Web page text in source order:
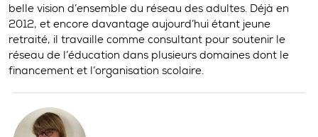
belle vision d’ensemble du réseau des adultes. Déjà en
2012, et encore davantage aujourd’hui étant jeune
retraité, il travaille comme consultant pour soutenir le
réseau de l’éducation dans plusieurs domaines dont le
financement et l’organisation scolaire.